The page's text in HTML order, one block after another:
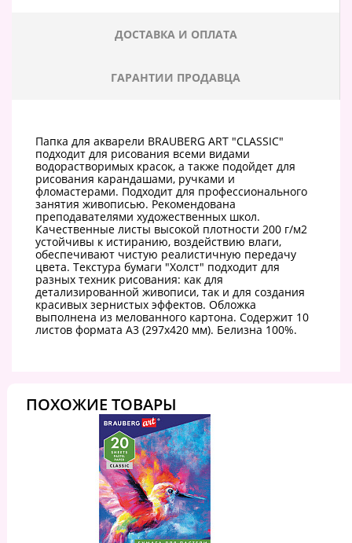
ДОСТАВКА И ОПЛАТА
ГАРАНТИИ ПРОДАВЦА
Папка для акварели BRAUBERG ART "CLASSIC"
подходит для рисования всеми видами
водорастворимых красок, а также подойдет для
рисования карандашами, ручками и
фломастерами. Подходит для профессионального
занятия живописью. Рекомендована
преподавателями художественных школ.
Качественные листы высокой плотности 200 г/м2
устойчивы к истиранию, воздействию влаги,
обеспечивают чистую реалистичную передачу
цвета. Текстура бумаги "Холст" подходит для
разных техник рисования: как для
детализированной живописи, так и для создания
красивых зернистых эффектов. Обложка
выполнена из мелованного картона. Содержит 10
листов формата А3 (297х420 мм). Белизна 100%.
ПОХОЖИЕ ТОВАРЫ